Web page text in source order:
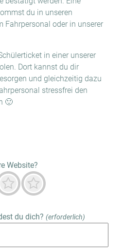
du in unseren
Fahrpersonal oder in unserer
in einer unserer
Dort kannst du dir
und gleichzeitig dazu
stressfrei den
🙂
Website?
Herausragend
Vorwiegend gut
du dich? (erforderlich)